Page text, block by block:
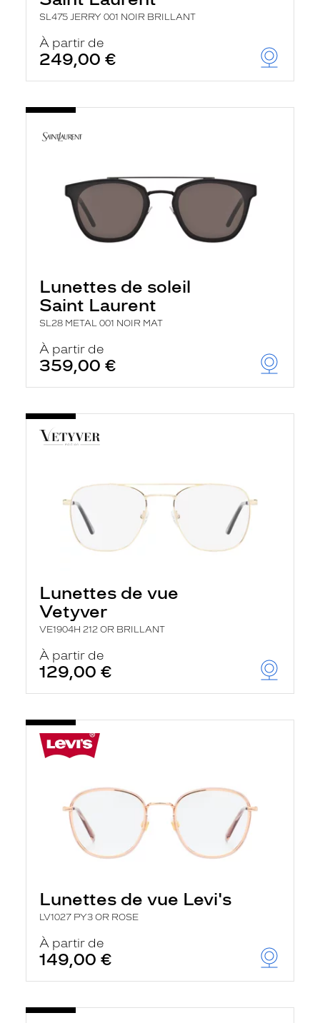
SL475 JERRY 001 NOIR BRILLANT
À partir de
249,00 €
Lunettes de soleil
Saint Laurent
SL28 METAL 001 NOIR MAT
À partir de
359,00 €
Lunettes de vue
Vetyver
VE1904H 212 OR BRILLANT
À partir de
129,00 €
Lunettes de vue Levi's
LV1027 PY3 OR ROSE
À partir de
149,00 €